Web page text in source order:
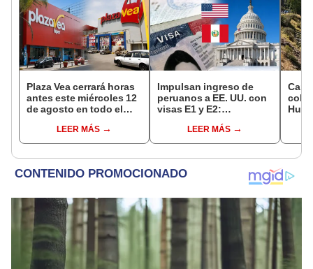
Plaza Vea cerrará horas
antes este miércoles 12
de agosto en todo el
hasta las 7 p.m.
LEER MÁS
Impulsan ingreso de
peruanos a EE. UU. con
visas E1 y E2:
pymes serían los más
beneficiados
LEER MÁS